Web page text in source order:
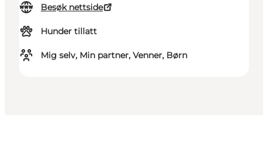
Besøk nettside
Hunder tillatt
Mig selv, Min partner, Venner, Børn